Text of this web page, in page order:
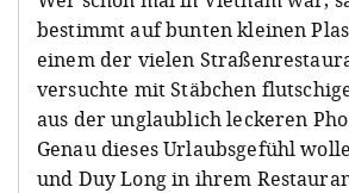
bestimmt auf bunten kleinen
einem der vielen
versuchte mit Stäbchen
aus der unglaublich leckeren
Genau dieses Urlaubsgefühl
und Duy Long in ihrem